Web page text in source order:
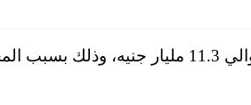
بلغت خسائر البورصة المصرية في مستهل بداية جلسة التداول صباح اليوم حوالي 11.3 مليار